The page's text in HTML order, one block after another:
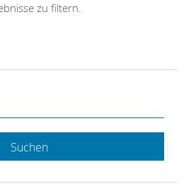
zu filtern.
Suchen